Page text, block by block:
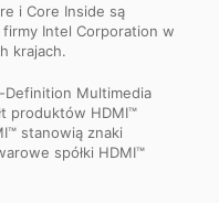
i Core Inside są
Intel Corporation w
krajach.
Definition Multimedia
produktów HDMI™
stanowią znaki
spółki HDMI™